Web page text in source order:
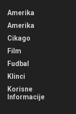
Amerika
Amerika
Cikago
Film
Fudbal
Klinci
Korisne
Informacije